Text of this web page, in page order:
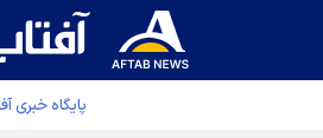
پایگاه خبری